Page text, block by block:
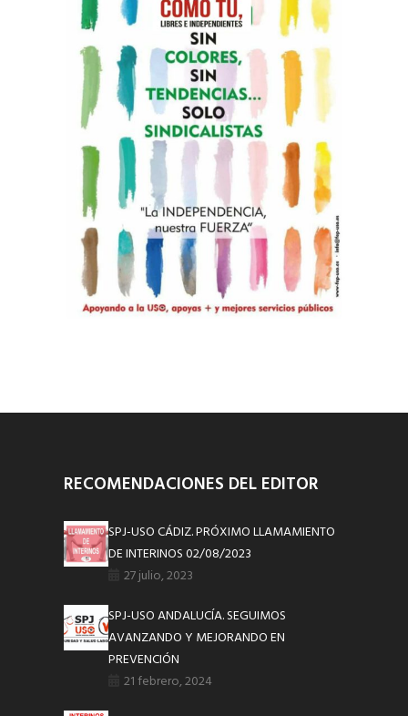
RECOMENDACIONES DEL EDITOR
SPJ-USO CÁDIZ. PRÓXIMO LLAMAMIENTO
DE INTERINOS 02/08/2023
27 julio, 2023
SPJ-USO ANDALUCÍA. SEGUIMOS
AVANZANDO Y MEJORANDO EN
PREVENCIÓN
21 febrero, 2024